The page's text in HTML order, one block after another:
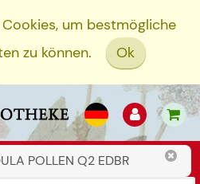
um bestmögliche
zu können.
Ok